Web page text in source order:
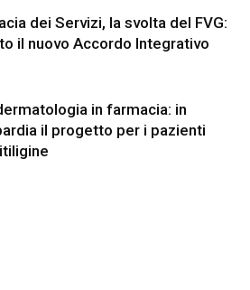
dei Servizi, la svolta del FVG:
il nuovo Accordo Integrativo
in farmacia: in
il progetto per i pazienti